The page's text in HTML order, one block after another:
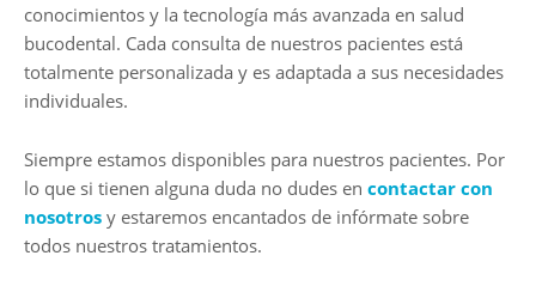
conocimientos y la tecnología más avanzada en salud
bucodental. Cada consulta de nuestros pacientes está
totalmente personalizada y es adaptada a sus necesidades
individuales.
Siempre estamos disponibles para nuestros pacientes. Por
lo que si tienen alguna duda no dudes en contactar con
nosotros y estaremos encantados de infórmate sobre
todos nuestros tratamientos.